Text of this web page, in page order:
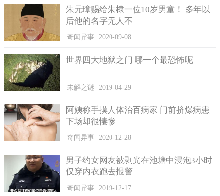
连现场座椅设备都很讲究。
完成如此栩栩如生的作品，连老公下楼看到时都露出惊吓的
表情，一向淡定的他直喊太夸张了！太夸张了！最后女网友笑称
拾。
网友们看到这则贴文和照片后，几乎一面倒地狂赞这位妈妈
也太厉害、太强大了、你太有心了、真的是玩很大啊；另外还有
人大呼这样的亲子互动，都是双方一辈子的回忆啊、有这样超强
的妈妈，小孩子不会无聊了啊！
朱元璋赐给朱棣一位10岁男童！ 多年以
后他的名字无人不
奇闻异事 2020-09-08
世界四大地狱之门 哪一个最恐怖呢
未解之谜 2019-04-29
阿姨称手摸人体治百病家 门前挤爆病患
下场却很悽惨
奇闻异事 2020-12-28
男子约女网友被剥光在池塘中浸泡3小时
仅穿内衣跑去报警
奇闻异事 2019-12-17